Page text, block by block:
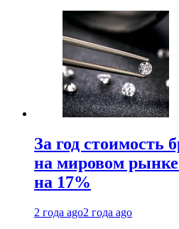
За год стоимость
на мировом рынке
на 17%
2 года ago2 года ago